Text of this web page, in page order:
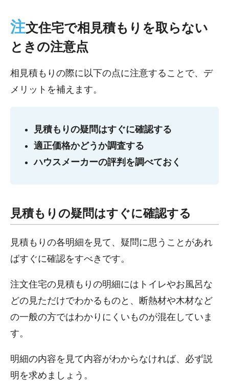
注文住宅で相見積もりを取らない
ときの注意点
相見積もりの際に以下の点に注意することで、デ
メリットを補えます。
見積もりの疑問はすぐに確認する
適正価格かどうか調査する
ハウスメーカーの評判を調べておく
見積もりの疑問はすぐに確認する
見積もりの各明細を見て、疑問に思うことがあれ
ばすぐに確認をすべきです。
注文住宅の見積もりの明細にはトイレやお風呂な
どの見ただけでわかるものと、断熱材や木材など
の一般の方ではわかりにくいものが混在していま
す。
明細の内容を見て内容がわからなければ、必ず説
明を求めましょう。